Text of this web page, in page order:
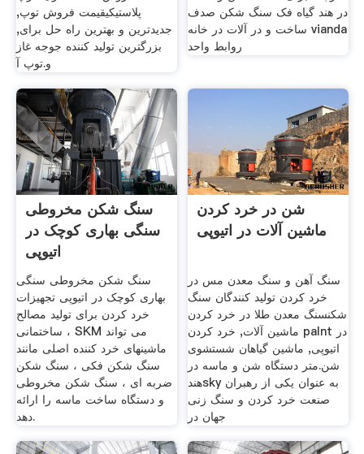
پلاستیکیقیمت فروش توپ,
جدیدترین و بهترین راه حل برای,
بزرگترین تولید کننده جوجه غاز
و.توپ آ
در هند گیاه فک سنگ شکن صدف
ساخت و در آلات در خانه vianda
روابط واحد
سنگ شکن مخروطی
سنگی بهاری کوچک در
اتیوپی
سنگ شکن مخروطی سنگی
بهاری کوچک در اتیوپی تجهیزات
خرد کردن برای تولید مصالح
ساختمانی ، SKM می تواند
ماشینهای خرد کننده اصلی مانند
سنگ شکن فکی ، سنگ شکن
ضربه ای ، سنگ شکن مخروطی
و دستگاه ساخت ماسه را ارائه
دهد.
شن در خرد کردن
ماشین آلات در اتیوپی
سنگ آهن و سنگ معدن مس در
خرد کردن تولید کنندگان سنگ
شکنسنگ معدن طلا در خرد کردن
ماشین آلات, خرد کردن palnt در
اتیوپی, ماشین گیاهان شستشوی
شن.متر دستگاه شن و ماسه در
هندsky به عنوان یکی از رهبران
صنعت خرد کردن و سنگ زنی
جهان در